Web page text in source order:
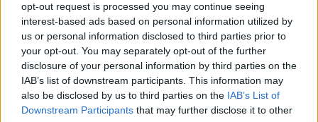
opt-out request is processed you may continue seeing
interest-based ads based on personal information utilized by
us or personal information disclosed to third parties prior to
your opt-out. You may separately opt-out of the further
disclosure of your personal information by third parties on the
IAB’s list of downstream participants. This information may
also be disclosed by us to third parties on the IAB’s List of
Downstream Participants that may further disclose it to other
Διαβάστε επίσης